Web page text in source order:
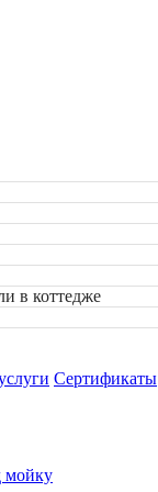
в коттедже
Сертификаты
мойку